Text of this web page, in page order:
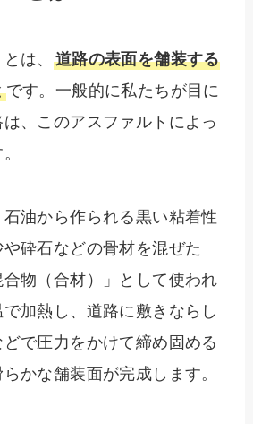
とは、 道路の表面を舗装する
です。一般的に私たちが目に
、このアスファルトによっ
油から作られる黒い粘着性
砕石などの骨材を混ぜた
合物（合材）」として使われ
加熱し、道路に敷きならし
で圧力をかけて締め固める
かな舗装面が完成します。